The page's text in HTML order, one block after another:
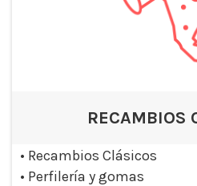
RECAMBIOS
• Recambios Clásicos
• Perfilería y gomas